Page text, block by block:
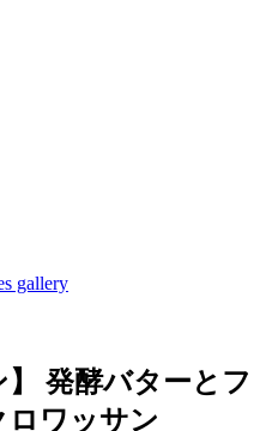
gallery
】 発酵バターとフ
ロワッサン